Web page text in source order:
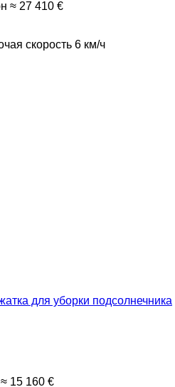
≈ 27 410 €
скорость 6 км/ч
для уборки подсолнечника
≈ 15 160 €